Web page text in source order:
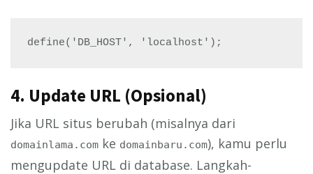
define('DB_HOST', 'localhost');
4. Update URL (Opsional)
Jika URL situs berubah (misalnya dari
domainlama.com ke domainbaru.com), kamu perlu
mengupdate URL di database. Langkah-